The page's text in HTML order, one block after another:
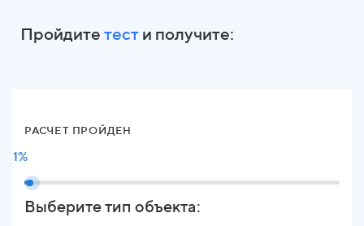
Пройдите тест и получите:
РАСЧЕТ ПРОЙДЕН
1%
Выберите тип объекта: